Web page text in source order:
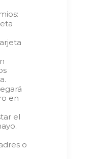
en
el
o